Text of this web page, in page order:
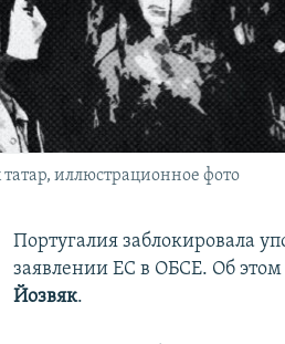
иллюстрационное фото
Португалия заблокировала
заявлении ЕС в ОБСЕ. Об
Йозвяк.